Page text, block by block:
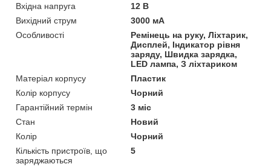
Вхідна напруга
12 В
Вихідний струм
3000 мА
Особливості
Ремінець на руку, Ліхтарик,
Дисплей, Індикатор рівня
заряду, Швидка зарядка,
LED лампа, З ліхтариком
Матеріал корпусу
Пластик
Колір корпусу
Чорний
Гарантійний термін
3 міс
Стан
Новий
Колір
Чорний
Кількість пристроїв, що
заряджаються
5